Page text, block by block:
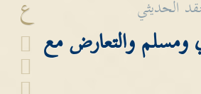
ع الحديثي
والتعارض مع